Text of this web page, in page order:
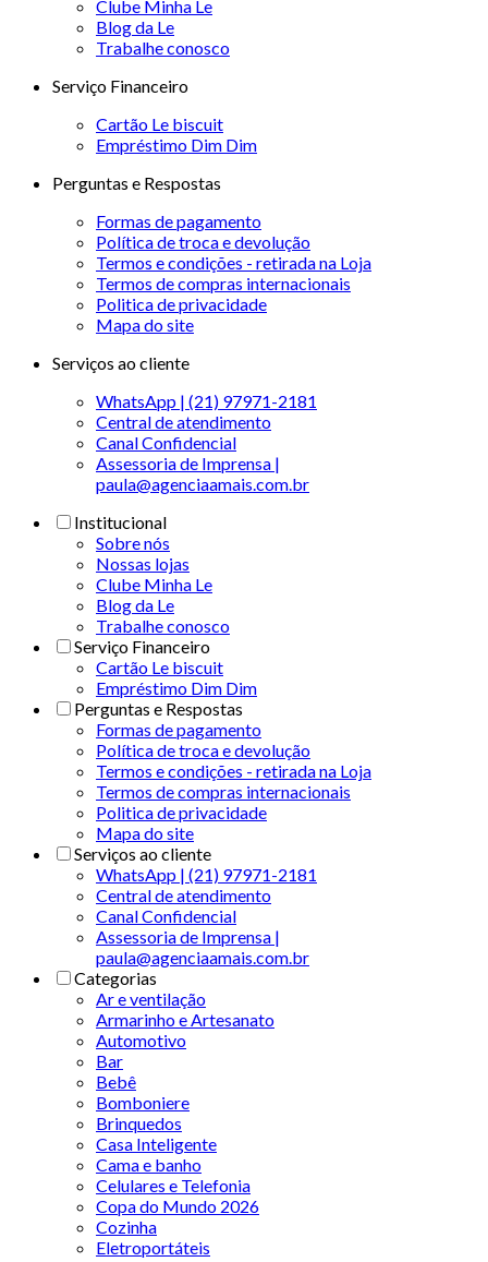
Clube Minha Le
Blog da Le
Trabalhe conosco
Serviço Financeiro
Cartão Le biscuit
Empréstimo Dim Dim
Perguntas e Respostas
Formas de pagamento
Política de troca e devolução
Termos e condições - retirada na Loja
Termos de compras internacionais
Politica de privacidade
Mapa do site
Serviços ao cliente
WhatsApp | (21) 97971-2181
Central de atendimento
Canal Confidencial
Assessoria de Imprensa |
paula@agenciaamais.com.br
Institucional
Sobre nós
Nossas lojas
Clube Minha Le
Blog da Le
Trabalhe conosco
Serviço Financeiro
Cartão Le biscuit
Empréstimo Dim Dim
Perguntas e Respostas
Formas de pagamento
Política de troca e devolução
Termos e condições - retirada na Loja
Termos de compras internacionais
Politica de privacidade
Mapa do site
Serviços ao cliente
WhatsApp | (21) 97971-2181
Central de atendimento
Canal Confidencial
Assessoria de Imprensa |
paula@agenciaamais.com.br
Categorias
Ar e ventilação
Armarinho e Artesanato
Automotivo
Bar
Bebê
Bomboniere
Brinquedos
Casa Inteligente
Cama e banho
Celulares e Telefonia
Copa do Mundo 2026
Cozinha
Eletroportáteis